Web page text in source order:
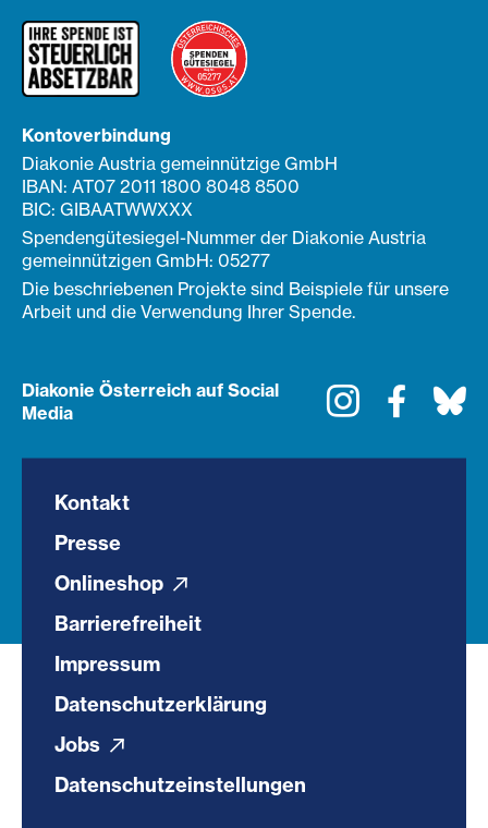
Kontoverbindung
Diakonie Austria gemeinnützige GmbH
IBAN: AT07 2011 1800 8048 8500
BIC: GIBAATWWXXX
Spendengütesiegel-Nummer der Diakonie Austria
gemeinnützigen GmbH: 05277
Die beschriebenen Projekte sind Beispiele für unsere
Arbeit und die Verwendung Ihrer Spende.
Diakonie Österreich auf Social
Media
Instagram
Kontakt
Presse
Onlineshop
Barrierefreiheit
Impressum
Datenschutzerklärung
Jobs
Datenschutzeinstellungen